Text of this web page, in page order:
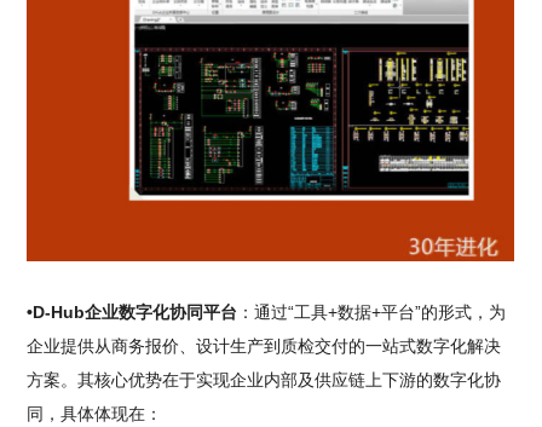
•D-Hub企业数字化协同平台 ：通过“工具+数据+平台”的形式，为
企业提供从商务报价、设计生产到质检交付的一站式数字化解决
方案。其核心优势在于实现企业内部及供应链上下游的数字化协
同，具体体现在：